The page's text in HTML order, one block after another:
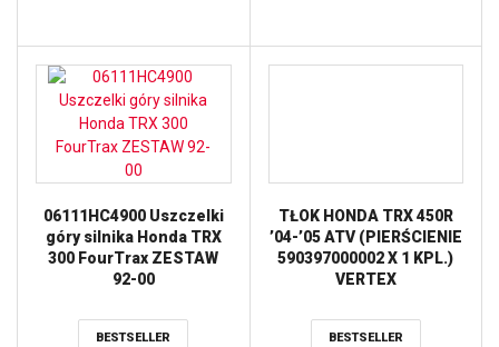
06111HC4900 Uszczelki
góry silnika Honda TRX
300 FourTrax ZESTAW
92-00
BESTSELLER
TŁOK HONDA TRX 450R
’04-’05 ATV (PIERŚCIENIE
590397000002 X 1 KPL.)
VERTEX
BESTSELLER